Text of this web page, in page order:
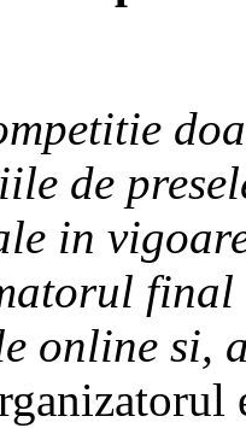
de
in
final
online si,